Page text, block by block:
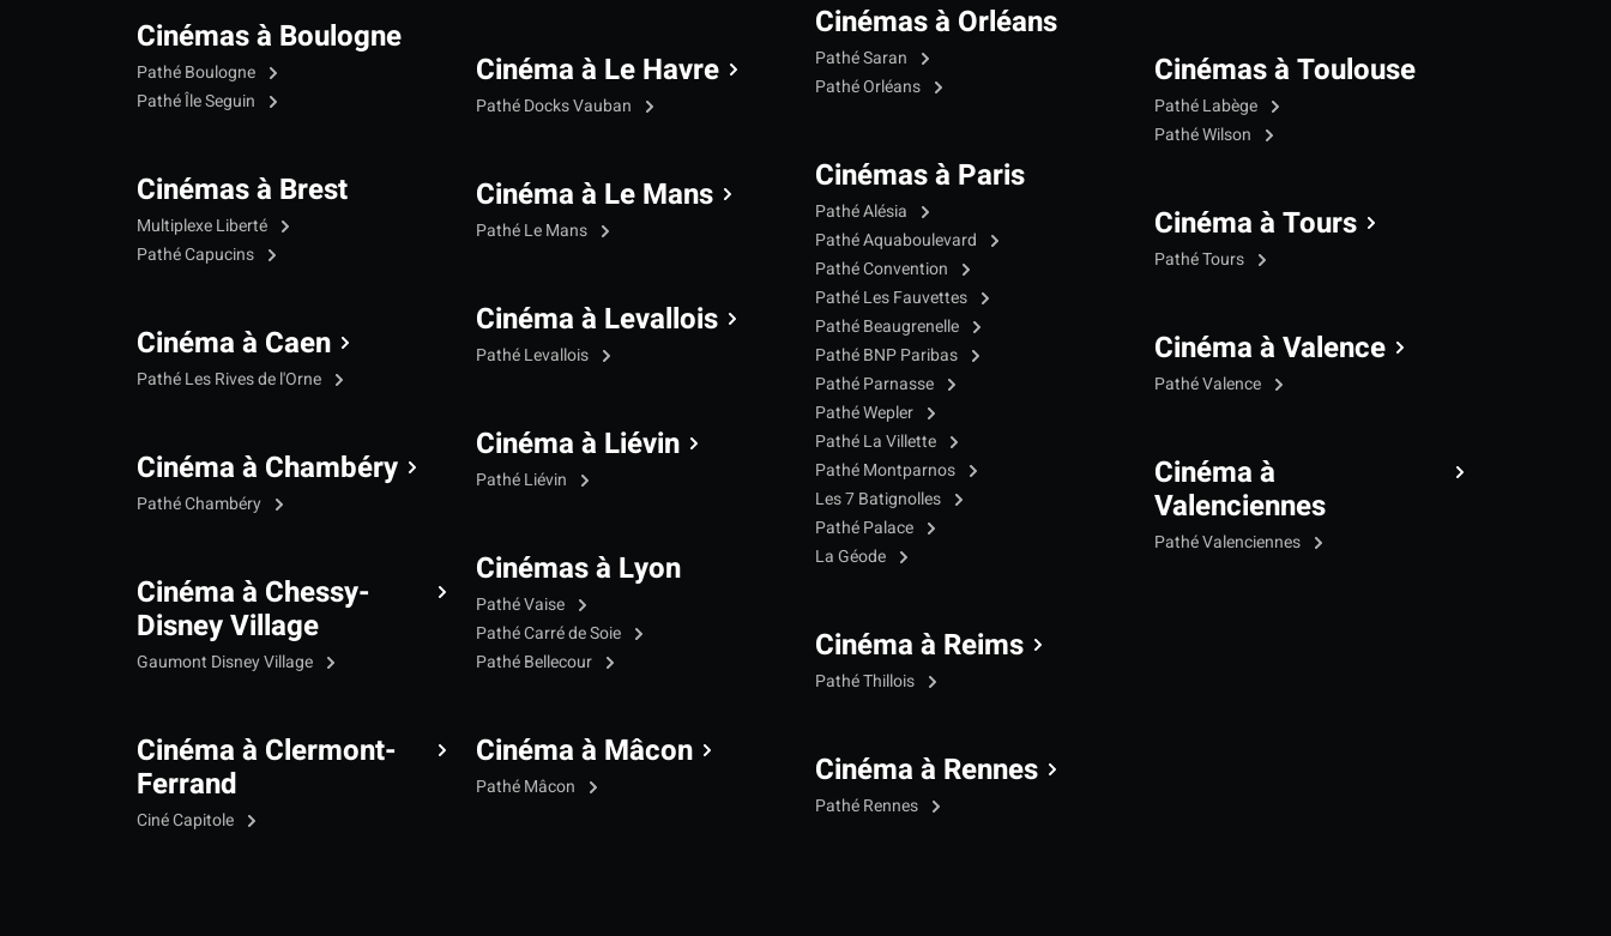
Cinémas à Boulogne
Pathé Boulogne
Pathé Île Seguin
Cinémas à Brest
Multiplexe Liberté
Pathé Capucins
Cinéma à Caen
Pathé Les Rives de l'Orne
Cinéma à Chambéry
Pathé Chambéry
Cinéma à Chessy-
Disney Village
Gaumont Disney Village
Cinéma à Clermont-
Ferrand
Ciné Capitole
Cinéma à Le Havre
Pathé Docks Vauban
Cinéma à Le Mans
Pathé Le Mans
Cinéma à Levallois
Pathé Levallois
Cinéma à Liévin
Pathé Liévin
Cinémas à Lyon
Pathé Vaise
Pathé Carré de Soie
Pathé Bellecour
Cinéma à Mâcon
Pathé Mâcon
Cinémas à Orléans
Pathé Saran
Pathé Orléans
Cinémas à Paris
Pathé Alésia
Pathé Aquaboulevard
Pathé Convention
Pathé Les Fauvettes
Pathé Beaugrenelle
Pathé BNP Paribas
Pathé Parnasse
Pathé Wepler
Pathé La Villette
Pathé Montparnos
Les 7 Batignolles
Pathé Palace
La Géode
Cinéma à Reims
Pathé Thillois
Cinéma à Rennes
Pathé Rennes
Cinémas à Toulouse
Pathé Labège
Pathé Wilson
Cinéma à Tours
Pathé Tours
Cinéma à Valence
Pathé Valence
Cinéma à
Valenciennes
Pathé Valenciennes